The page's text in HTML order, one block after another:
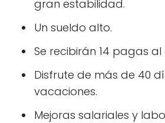
gran estabilidad.
Un sueldo alto.
Se recibirán 14 pagas al
Disfrute de más de 40
vacaciones.
Mejoras salariales y